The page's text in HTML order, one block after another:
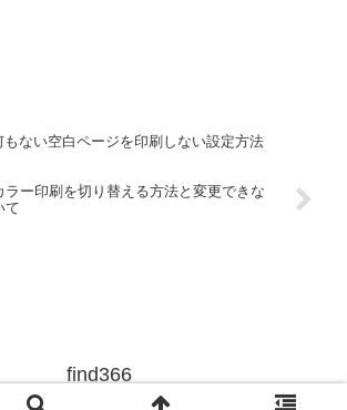
もない空白ページを印刷しない設定方法
ラー印刷を切り替える方法と変更できな
て
find366